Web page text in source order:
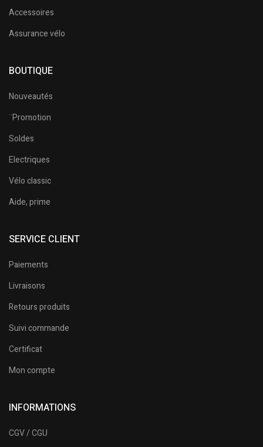
Accessoires
Assurance vélo
BOUTIQUE
Nouveautés
¨Promotion
Soldes
Electriques
Vélo classic
Aide, prime
SERVICE CLIENT
Paiements
Livraisons
Retours produits
Suivi commande
Certificat
Mon compte
INFORMATIONS
CGV / CGU